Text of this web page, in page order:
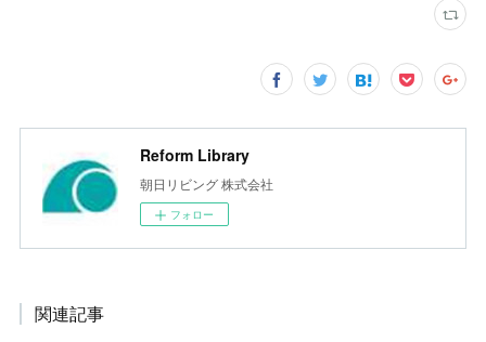
Reform Library
朝日リビング 株式会社
フォロー
関連記事